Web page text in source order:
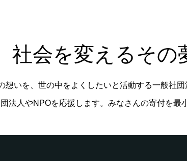
社会を変えるその
想いを、世の中をよくしたいと活動する一般社
団法人やNPOを応援します。みなさんの寄付を最